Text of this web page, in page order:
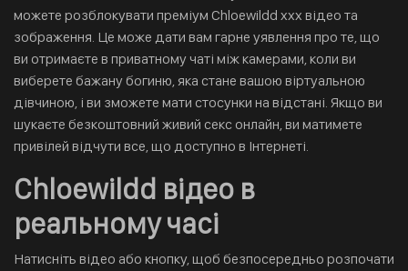
можете розблокувати преміум Chloewildd xxx відео та
зображення. Це може дати вам гарне уявлення про те, що
ви отримаєте в приватному чаті між камерами, коли ви
виберете бажану богиню, яка стане вашою віртуальною
дівчиною, і ви зможете мати стосунки на відстані. Якщо ви
шукаєте безкоштовний живий секс онлайн, ви матимете
привілей відчути все, що доступно в Інтернеті.
Chloewildd відео в
реальному часі
Натисніть відео або кнопку, щоб безпосередньо розпочати